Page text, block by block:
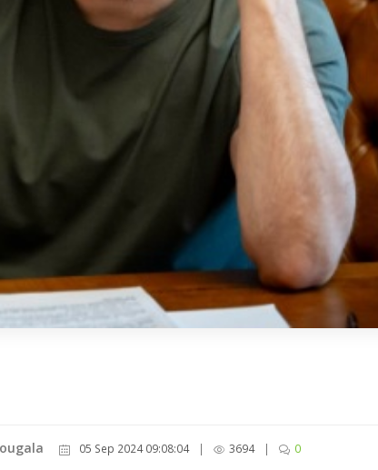
05 Sep 2024 09:08:04 | 3694 | 0